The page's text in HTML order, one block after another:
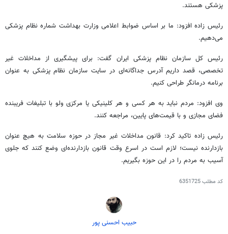
پزشکی هستند.
رئیس زاده افزود: ما بر اساس ضوابط اعلامی وزارت بهداشت شماره نظام پزشکی
می‌دهیم.
رئیس کل سازمان نظام پزشکی ایران گفت: برای پیشگیری از مداخلات غیر
تخصصی، قصد داریم آدرس جداگانه‌ای در سایت سازمان نظام پزشکی به عنوان
برنامه درمانگر طراحی کنیم.
وی افزود: مردم نباید به هر کسی و هر کلینیکی یا مرکزی ولو با تبلیغات فریبنده
فضای مجازی و با قیمت‌های پایین، مراجعه کنند.
رئیس زاده تاکید کرد: قانون مداخلات غیر مجاز در حوزه سلامت به هیچ عنوان
بازدارنده نیست؛ لازم است در اسرع وقت قانون بازدارنده‌ای وضع کنند که جلوی
آسیب به مردم را در این حوزه بگیریم.
کد مطلب6351725
حبیب احسنی پور